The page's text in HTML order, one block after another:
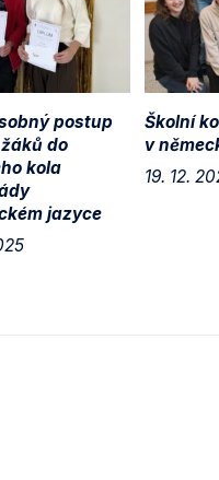
postup
do
kola
jazyce
Školní
v
19. 12.